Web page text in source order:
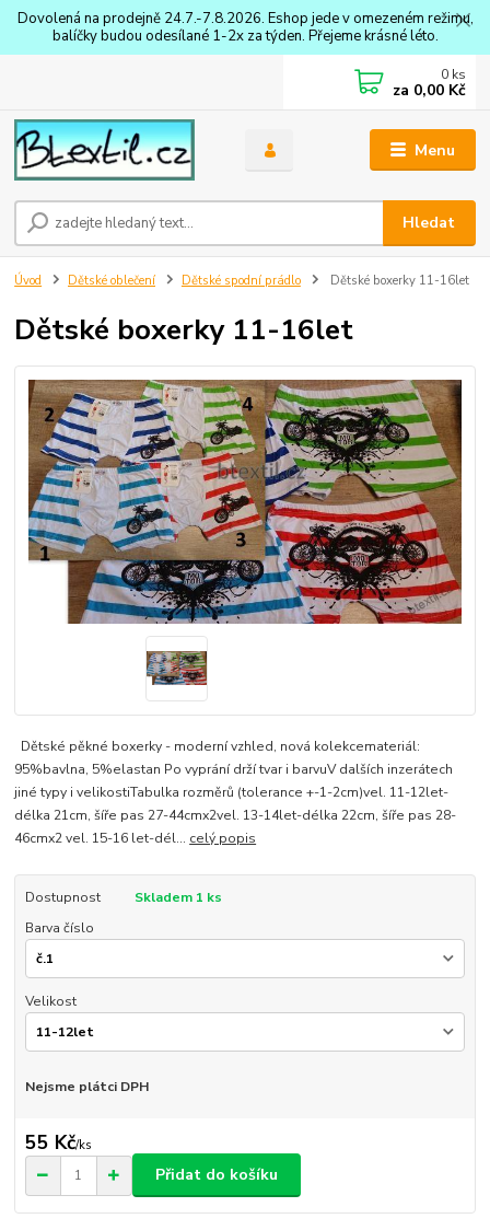
Dovolená na prodejně 24.7.-7.8.2026. Eshop jede v omezeném režimu,
balíčky budou odesílané 1-2x za týden. Přejeme krásné léto.
Menu
Hledat
0 ks
za 0,00 Kč
Úvod Dětské oblečení Dětské spodní prádlo Dětské boxerky 11-16let
Dětské boxerky 11-16let
Dětské pěkné boxerky - moderní vzhled, nová kolekcemateriál:
95%bavlna, 5%elastan Po vyprání drží tvar i barvuV dalších inzerátech
jiné typy i velikostiTabulka rozměrů (tolerance +-1-2cm)vel. 11-12let-
délka 21cm, šíře pas 27-44cmx2vel. 13-14let-délka 22cm, šíře pas 28-
46cmx2 vel. 15-16 let-dél... celý popis
Dostupnost
Skladem 1 ks
Barva číslo
Velikost
Nejsme plátci DPH
55 Kč/ks
Přidat do košíku